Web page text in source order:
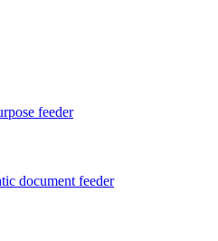
feeder
document feeder